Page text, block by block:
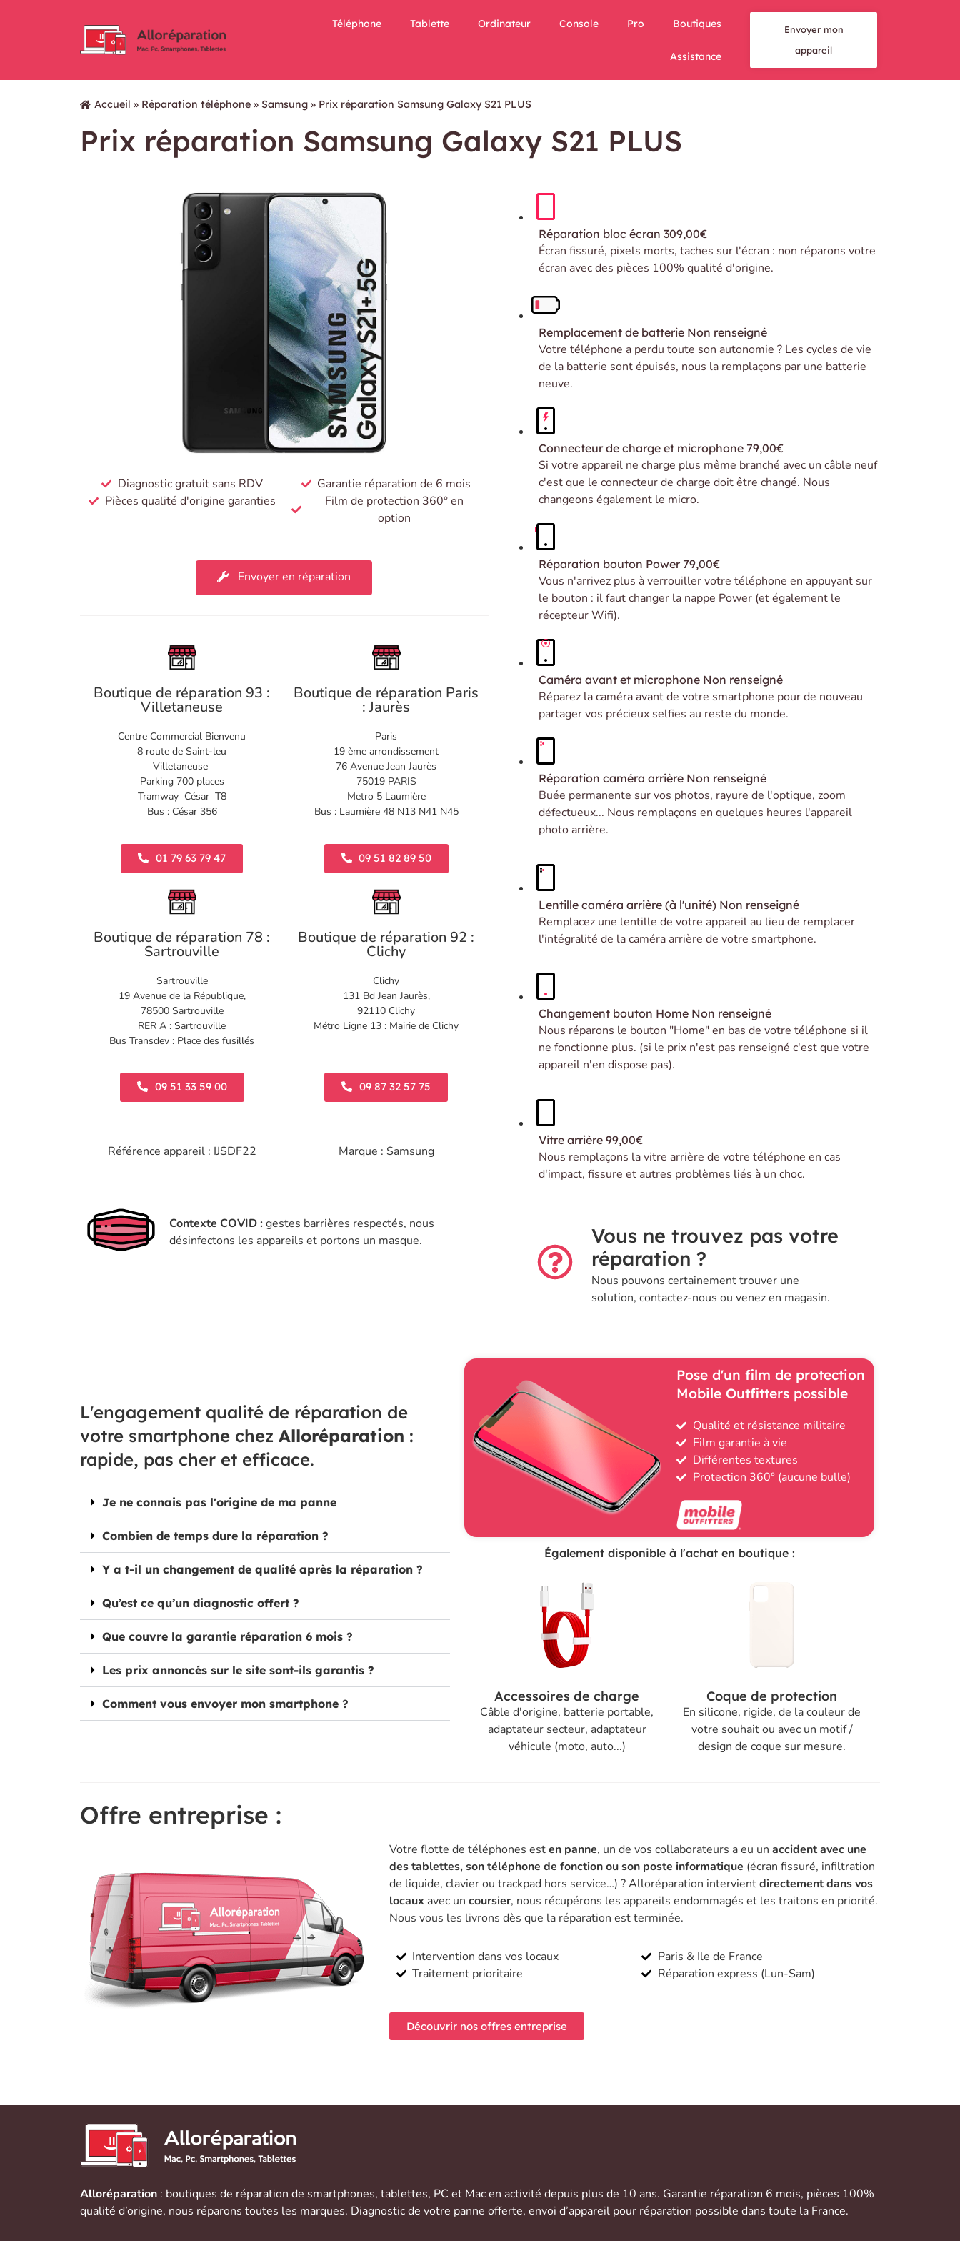
Téléphone Tablette Ordinateur Console Pro Boutiques
Assistance
Envoyer mon
appareil
Accueil » Réparation téléphone » Samsung » Prix réparation Samsung Galaxy S21 PLUS
Prix réparation Samsung Galaxy S21 PLUS
Diagnostic gratuit sans RDV
Pièces qualité d'origine garanties
Garantie réparation de 6 mois
Film de protection 360° en
option
Envoyer en réparation
Boutique de réparation 93 :
Villetaneuse
Centre Commercial Bienvenu
8 route de Saint-leu
Villetaneuse
Parking 700 places
Tramway César T8
Bus : César 356
01 79 63 79 47
Boutique de réparation Paris
: Jaurès
Paris
19 ème arrondissement
76 Avenue Jean Jaurès
75019 PARIS
Metro 5 Laumière
Bus : Laumière 48 N13 N41 N45
09 51 82 89 50
Boutique de réparation 78 :
Sartrouville
Sartrouville
19 Avenue de la République,
78500 Sartrouville
RER A : Sartrouville
Bus Transdev : Place des fusillés
09 51 33 59 00
Boutique de réparation 92 :
Clichy
Clichy
131 Bd Jean Jaurès,
92110 Clichy
Métro Ligne 13 : Mairie de Clichy
09 87 32 57 75
Référence appareil : IJSDF22 Marque : Samsung
Contexte COVID :gestes barrières respectés, nous
désinfectons les appareils et portons un masque.
Réparation bloc écran 309,00€
Écran fissuré, pixels morts, taches sur l'écran : non réparons votre
écran avec des pièces 100% qualité d'origine.
Remplacement de batterie Non renseigné
Votre téléphone a perdu toute son autonomie ? Les cycles de vie
de la batterie sont épuisés, nous la remplaçons par une batterie
neuve.
Connecteur de charge et microphone 79,00€
Si votre appareil ne charge plus même branché avec un câble neuf
c'est que le connecteur de charge doit être changé. Nous
changeons également le micro.
Réparation bouton Power 79,00€
Vous n'arrivez plus à verrouiller votre téléphone en appuyant sur
le bouton : il faut changer la nappe Power (et également le
récepteur Wifi).
Caméra avant et microphone Non renseigné
Réparez la caméra avant de votre smartphone pour de nouveau
partager vos précieux selfies au reste du monde.
Réparation caméra arrière Non renseigné
Buée permanente sur vos photos, rayure de l'optique, zoom
défectueux... Nous remplaçons en quelques heures l'appareil
photo arrière.
Lentille caméra arrière (à l'unité) Non renseigné
Remplacez une lentille de votre appareil au lieu de remplacer
l'intégralité de la caméra arrière de votre smartphone.
Changement bouton Home Non renseigné
Nous réparons le bouton "Home" en bas de votre téléphone si il
ne fonctionne plus. (si le prix n'est pas renseigné c'est que votre
appareil n'en dispose pas).
Vitre arrière 99,00€
Nous remplaçons la vitre arrière de votre téléphone en cas
d'impact, fissure et autres problèmes liés à un choc.
Vous ne trouvez pas votre
réparation ?
Nous pouvons certainement trouver une
solution, contactez-nous ou venez en magasin.
L'engagement qualité de réparation de
votre smartphone chez Alloréparation :
rapide, pas cher et efficace.
Je ne connais pas l'origine de ma panne
Combien de temps dure la réparation ?
Y a t-il un changement de qualité après la réparation ?
Qu’est ce qu’un diagnostic offert ?
Que couvre la garantie réparation 6 mois ?
Les prix annoncés sur le site sont-ils garantis ?
Comment vous envoyer mon smartphone ?
Pose d'un film de protection
Mobile Outfitters possible
Qualité et résistance militaire
Film garantie à vie
Différentes textures
Protection 360° (aucune bulle)
Également disponible à l'achat en boutique :
Accessoires de charge
Câble d'origine, batterie portable,
adaptateur secteur, adaptateur
véhicule (moto, auto...)
Coque de protection
En silicone, rigide, de la couleur de
votre souhait ou avec un motif /
design de coque sur mesure.
Offre entreprise :
Votre flotte de téléphones esten panne, un de vos collaborateurs a eu un accident avec une
des tablettes, son téléphone de fonction ou son poste informatique (écran fissuré, infiltration
de liquide, clavier ou trackpad hors service…) ? Alloréparation intervientdirectement dans vos
locaux avec un coursier, nous récupérons les appareils endommagés et les traitons en priorité.
Nous vous les livrons dès que la réparation est terminée.
Intervention dans vos locaux
Traitement prioritaire
Paris & Ile de France
Réparation express (Lun-Sam)
Découvrir nos offres entreprise
Alloréparation : boutiques de réparation de smartphones, tablettes, PC et Macen activité depuis plus de 10 ans. Garantie réparation 6 mois, pièces 100%
qualité d’origine, nous réparons toutes les marques. Diagnostic de votre panne offerte, envoi d’appareil pour réparation possible dans toute la France.